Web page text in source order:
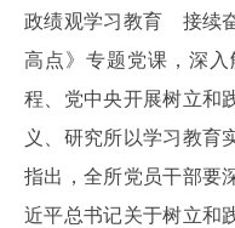
政绩观学习教育 接续
高点》专题党课，深入
程、党中央开展树立和
义、研究所以学习教育
指出，全所党员干部要
近平总书记关于树立和